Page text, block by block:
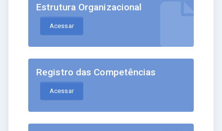
Estrutura Organizacional
Acessar
Registro das Competências
Acessar